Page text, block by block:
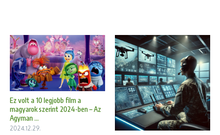
Ez volt a 10 legjobb film a
magyarok szerint 2024-ben – Az
Agyman ...
2024.12.29.